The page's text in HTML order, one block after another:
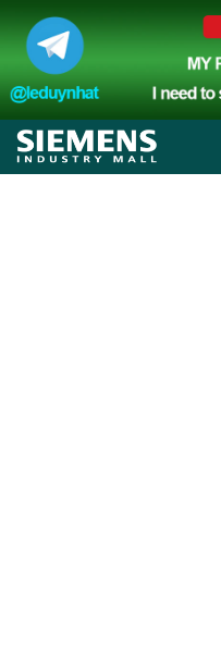
to
content